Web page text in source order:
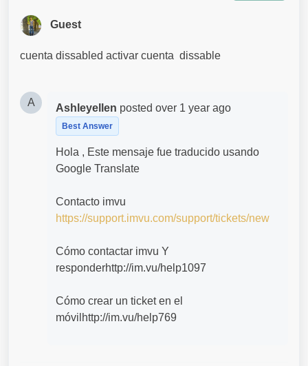
Guest
cuenta dissabled activar cuenta dissable
A Ashleyellen posted over 1 year ago
Best Answer
Hola , Este mensaje fue traducido usando
Google Translate
Contacto imvu
https://support.imvu.com/support/tickets/new
Cómo contactar imvu Y
responderhttp://im.vu/help1097
Cómo crear un ticket en el
móvilhttp://im.vu/help769